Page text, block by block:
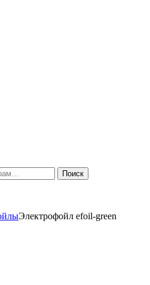
Поиск
Электрофойл efoil-green